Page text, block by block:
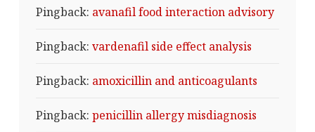
Pingback: avanafil food interaction advisory
Pingback: vardenafil side effect analysis
Pingback: amoxicillin and anticoagulants
Pingback: penicillin allergy misdiagnosis